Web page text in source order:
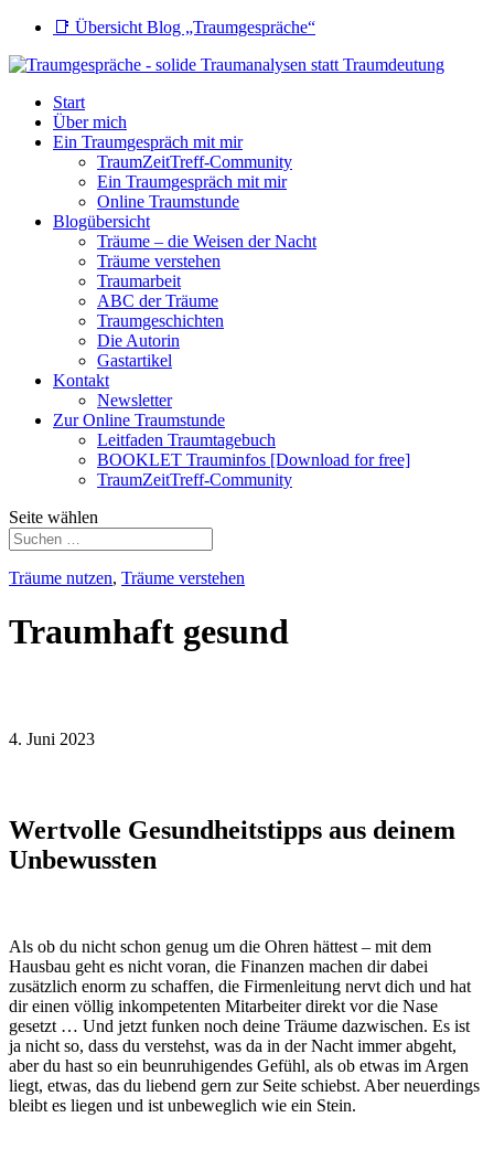
📑 Übersicht Blog „Traumgespräche“
Start
Über mich
Ein Traumgespräch mit mir
TraumZeitTreff-Community
Ein Traumgespräch mit mir
Online Traumstunde
Blogübersicht
Träume – die Weisen der Nacht
Träume verstehen
Traumarbeit
ABC der Träume
Traumgeschichten
Die Autorin
Gastartikel
Kontakt
Newsletter
Zur Online Traumstunde
Leitfaden Traumtagebuch
BOOKLET Trauminfos [Download for free]
TraumZeitTreff-Community
Seite wählen
Träume nutzen, Träume verstehen
Traumhaft gesund
4. Juni 2023
Wertvolle Gesundheitstipps aus deinem
Unbewussten
Als ob du nicht schon genug um die Ohren hättest – mit dem
Hausbau geht es nicht voran, die Finanzen machen dir dabei
zusätzlich enorm zu schaffen, die Firmenleitung nervt dich und hat
dir einen völlig inkompetenten Mitarbeiter direkt vor die Nase
gesetzt … Und jetzt funken noch deine Träume dazwischen. Es ist
ja nicht so, dass du verstehst, was da in der Nacht immer abgeht,
aber du hast so ein beunruhigendes Gefühl, als ob etwas im Argen
liegt, etwas, das du liebend gern zur Seite schiebst. Aber neuerdings
bleibt es liegen und ist unbeweglich wie ein Stein.